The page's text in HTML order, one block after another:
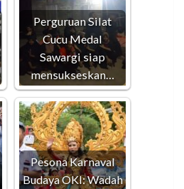
Perguruan Silat
Cucu Medal
Sawargi siap
mensukseskan…
Pesona Karnaval
Budaya OKI: Wadah